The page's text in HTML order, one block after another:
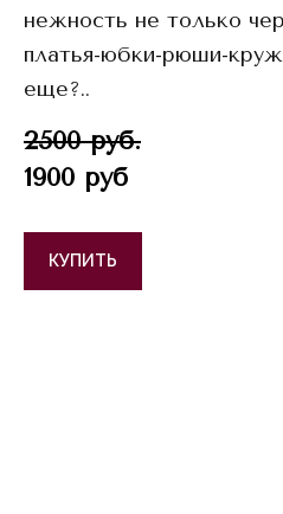
нежность не только
платья-юбки-рюши-
еще?..
2500 руб.
1900 руб
КУПИТЬ